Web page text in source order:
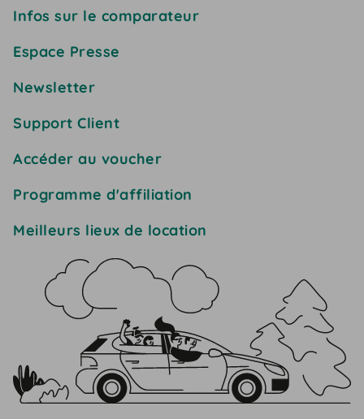
Infos sur le comparateur
Espace Presse
Newsletter
Support Client
Accéder au voucher
Programme d'affiliation
Meilleurs lieux de location